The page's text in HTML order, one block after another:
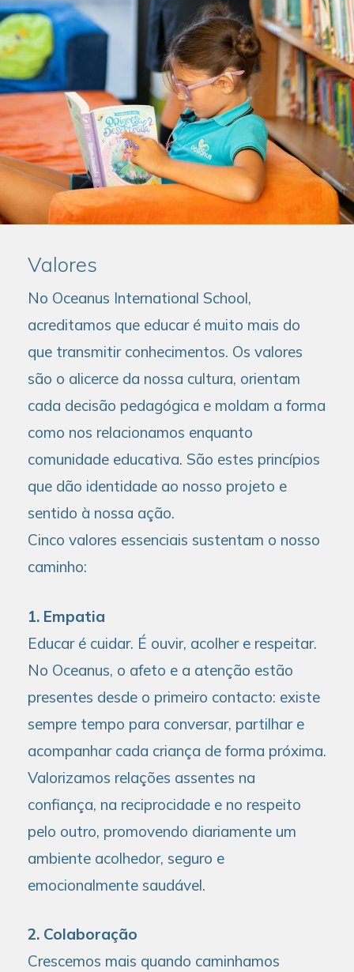
Valores
No Oceanus International School,
acreditamos que educar é muito mais do
que transmitir conhecimentos. Os valores
são o alicerce da nossa cultura, orientam
cada decisão pedagógica e moldam a forma
como nos relacionamos enquanto
comunidade educativa. São estes princípios
que dão identidade ao nosso projeto e
sentido à nossa ação.
Cinco valores essenciais sustentam o nosso
caminho:
1. Empatia
Educar é cuidar. É ouvir, acolher e respeitar.
No Oceanus, o afeto e a atenção estão
presentes desde o primeiro contacto: existe
sempre tempo para conversar, partilhar e
acompanhar cada criança de forma próxima.
Valorizamos relações assentes na
confiança, na reciprocidade e no respeito
pelo outro, promovendo diariamente um
ambiente acolhedor, seguro e
emocionalmente saudável.
2. Colaboração
Crescemos mais quando caminhamos